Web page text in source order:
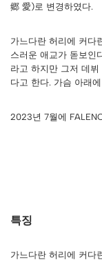
郷 愛)로 변경하였다.
가느다란 허리에 커다
스러운 애교가 돋보인
라고 하지만 그저 데
다고 한다. 가슴 아래
2023년 7월에
특징
가느다란 허리에 커다